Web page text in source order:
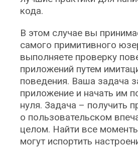
кода.
В этом случае вы
самого примитивного
выполняете проверку
приложений путем
поведения. Ваша задача
приложение и начать им
нуля. Задача – получить
о пользовательском
целом. Найти все
могут испортить